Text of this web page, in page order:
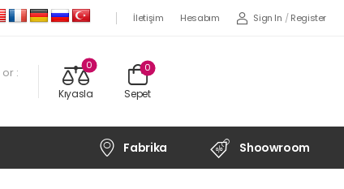
İletişim Hesabım Sign In / Register
or :
0
Kıyasla Sepet
0
Fabrika Shoowroom